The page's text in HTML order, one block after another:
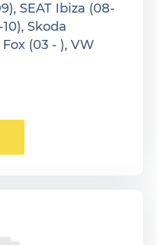
SEAT Ibiza (08-
Skoda
(03 - ), VW